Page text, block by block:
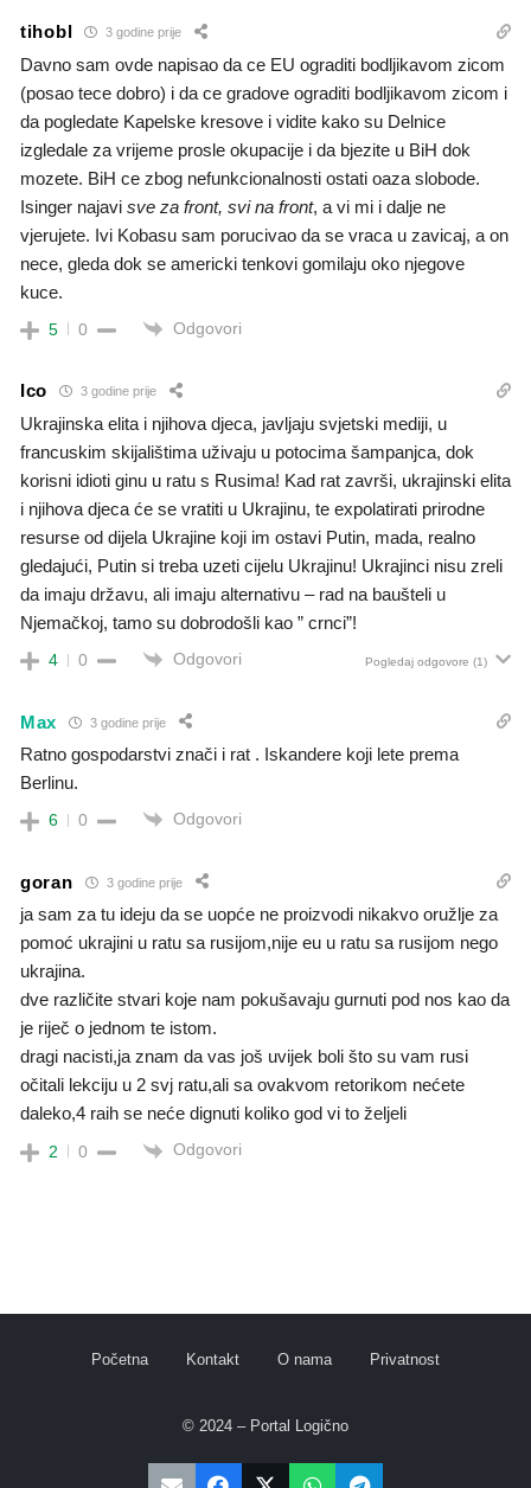
tihobl 3 godine prije
Davno sam ovde napisao da ce EU ograditi bodljikavom zicom
(posao tece dobro) i da ce gradove ograditi bodljikavom zicom i
da pogledate Kapelske kresove i vidite kako su Delnice
izgledale za vrijeme prosle okupacije i da bjezite u BiH dok
mozete. BiH ce zbog nefunkcionalnosti ostati oaza slobode.
Isinger najavi sve za front, svi na front, a vi mi i dalje ne
vjerujete. Ivi Kobasu sam porucivao da se vraca u zavicaj, a on
nece, gleda dok se americki tenkovi gomilaju oko njegove
kuce.
5 0 Odgovori
Ico 3 godine prije
Ukrajinska elita i njihova djeca, javljaju svjetski mediji, u
francuskim skijalištima uživaju u potocima šampanjca, dok
korisni idioti ginu u ratu s Rusima! Kad rat završi, ukrajinski elita
i njihova djeca će se vratiti u Ukrajinu, te expolatirati prirodne
resurse od dijela Ukrajine koji im ostavi Putin, mada, realno
gledajući, Putin si treba uzeti cijelu Ukrajinu! Ukrajinci nisu zreli
da imaju državu, ali imaju alternativu – rad na baušteli u
Njemačkoj, tamo su dobrodošli kao ” crnci”!
4 0 Odgovori Pogledaj odgovore (1)
Max 3 godine prije
Ratno gospodarstvi znači i rat . Iskandere koji lete prema
Berlinu.
6 0 Odgovori
goran 3 godine prije
ja sam za tu ideju da se uopće ne proizvodi nikakvo oružlje za
pomoć ukrajini u ratu sa rusijom,nije eu u ratu sa rusijom nego
ukrajina.
dve različite stvari koje nam pokušavaju gurnuti pod nos kao da
je riječ o jednom te istom.
dragi nacisti,ja znam da vas još uvijek boli što su vam rusi
očitali lekciju u 2 svj ratu,ali sa ovakvom retorikom nećete
daleko,4 raih se neće dignuti koliko god vi to željeli
2 0 Odgovori
Početna Kontakt O nama Privatnost
© 2024 – Portal Logično